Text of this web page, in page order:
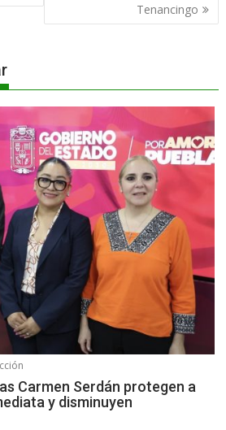
Tenancingo
Carmen Serdán protegen a
y disminuyen